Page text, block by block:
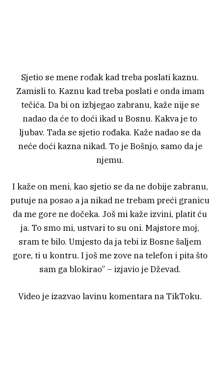
Sjetio se mene rođak kad treba poslati kaznu.
Zamisli to. Kaznu kad treba poslati e onda imam
tečića. Da bi on izbjegao zabranu, kaže nije se
nadao da će to doći ikad u Bosnu. Kakva je to
ljubav. Tada se sjetio rođaka. Kaže nadao se da
neće doći kazna nikad. To je Bošnjo, samo da je
njemu.
I kaže on meni, kao sjetio se da ne dobije zabranu,
putuje na posao a ja nikad ne trebam preći granicu
da me gore ne dočeka. Još mi kaže izvini, platit ću
ja. To smo mi, ustvari to su oni. Majstore moj,
sram te bilo. Umjesto da ja tebi iz Bosne šaljem
gore, ti u kontru. I još me zove na telefon i pita što
sam ga blokirao” – izjavio je Dževad.
Video je izazvao lavinu komentara na TikToku.